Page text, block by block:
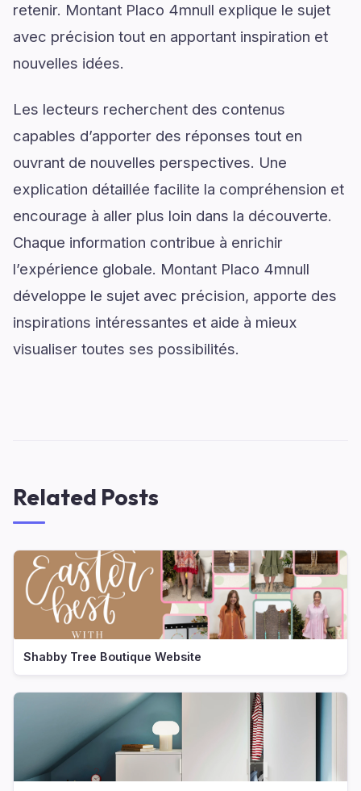
retenir. Montant Placo 4mnull explique le sujet
avec précision tout en apportant inspiration et
nouvelles idées.
Les lecteurs recherchent des contenus
capables d’apporter des réponses tout en
ouvrant de nouvelles perspectives. Une
explication détaillée facilite la compréhension et
encourage à aller plus loin dans la découverte.
Chaque information contribue à enrichir
l’expérience globale. Montant Placo 4mnull
développe le sujet avec précision, apporte des
inspirations intéressantes et aide à mieux
visualiser toutes ses possibilités.
Related Posts
Shabby Tree Boutique Website